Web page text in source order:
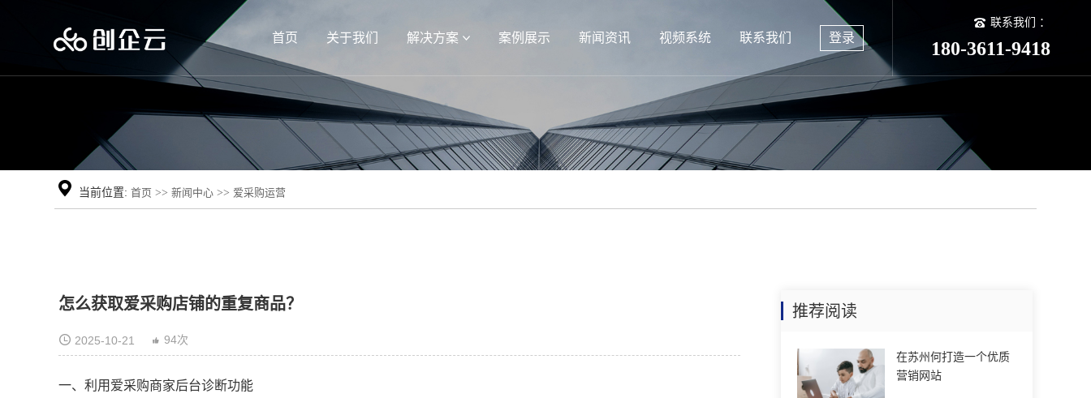
首页 关于我们 解决方案 案例展示 新闻资讯 视频系统 联系我们 登录
联系我们 ：
180-3611-9418
当前位置: 首页 >>新闻中心 >> 爱采购运营
怎么获取爱采购店铺的重复商品？
2025-10-21 94次
一、利用爱采购商家后台诊断功能
推荐阅读
在苏州何打造一个优质
营销网站